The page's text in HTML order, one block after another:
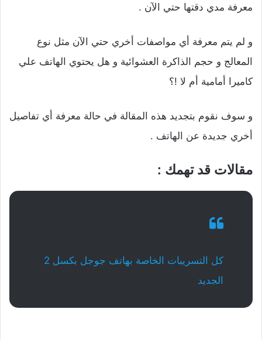
معرفة مدي دقتها حتي الآن .
و لم يتم معرفة أي مواصفات أخري حتي الآن مثل نوع
المعالج و حجم الذاكرة العشوائية و هل يحتوي الهاتف علي
كاميرا أمامية أم لا !؟
و سوف نقوم بتجديد هذه المقالة في حالة معرفة أي تفاصيل
أخري جديدة عن الهاتف .
مقالات قد تهمك :
كل التسريبات الخاصة بهاتف جوجل بكسل 2
الجديد